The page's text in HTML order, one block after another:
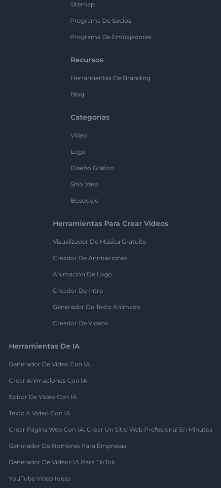
Sitemap
Programa De Socios
Programa De Embajadores
Recursos
Herramientas De Branding
Blog
Categorías
Vídeo
Logo
Diseño Gráfico
Sitio Web
Bosquejo
Herramientas Para Crear Videos
Visualizador De Música Gratuito
Creador De Animaciones
Animación De Logo
Creador De Intro
Generador De Texto Animado
Creador De Videos
Herramientas De IA
Generador De Video Con IA
Crear Animaciones Con IA
Editor De Video Con IA
Texto A Video Con IA
Crear Página Web Con IA: Crear Un Sitio Web Profesional En Minutos
Generador De Nombres Para Empresas
Generador De Videos IA Para TikTok
YouTube Video Ideas